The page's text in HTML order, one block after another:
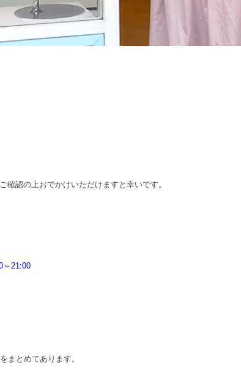
確認の上おでかけいただけますと幸いです。
～21:00
まとめてあります。